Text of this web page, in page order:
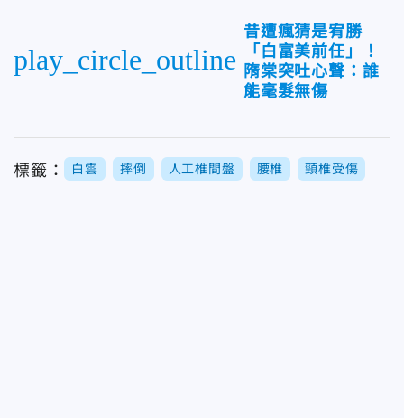
play_circle_outline
昔遭瘋猜是宥勝
「白富美前任」！
隋棠突吐心聲：誰
能毫髮無傷
標籤： 白雲 摔倒 人工椎間盤 腰椎 頸椎受傷